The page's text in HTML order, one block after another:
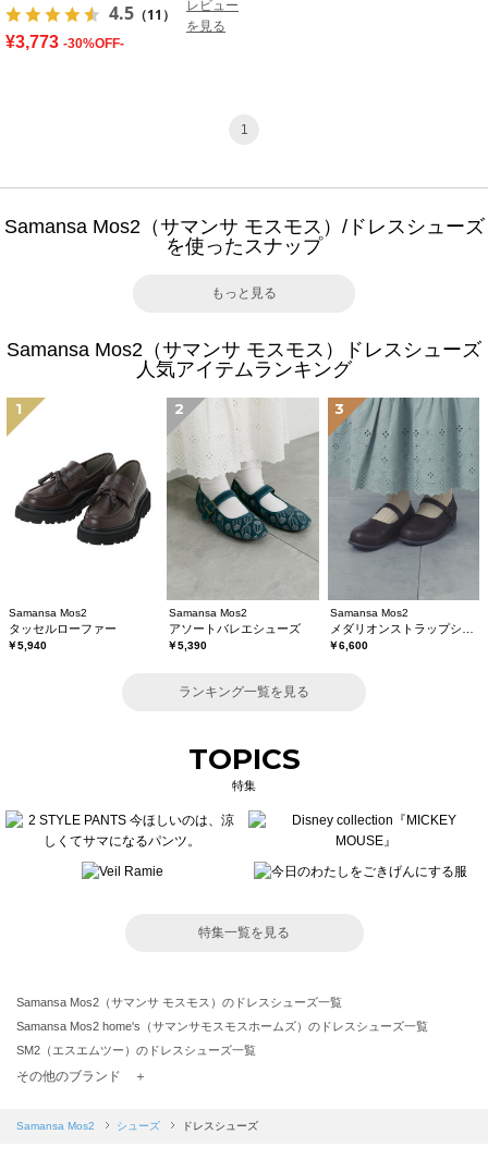
4.5 （11）
レビュー
を見る
¥3,773 -30%OFF-
1
Samansa Mos2（サマンサ モスモス）/ドレスシューズ
を使ったスナップ
もっと見る
Samansa Mos2（サマンサ モスモス）ドレスシューズ
人気アイテムランキング
1
Samansa Mos2
タッセルローファー
￥5,940
2
Samansa Mos2
アソートバレエシューズ
￥5,390
3
Samansa Mos2
￥6,600
ランキング一覧を見る
TOPICS
特集
特集一覧を見る
Samansa Mos2（サマンサ モスモス）のドレスシューズ一覧
Samansa Mos2 home's（サマンサモスモスホームズ）のドレスシューズ一覧
SM2（エスエムツー）のドレスシューズ一覧
Samansa Mos2 blue（サマンサモスモス ブルー）のドレスシューズ一覧
その他のブランド ＋
Samansa Mos2 シューズ ドレスシューズ